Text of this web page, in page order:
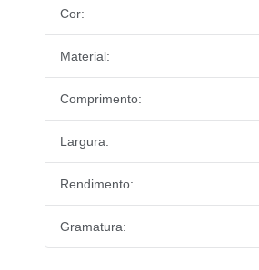
Cor:
Material:
Comprimento:
Largura:
Rendimento:
Gramatura: